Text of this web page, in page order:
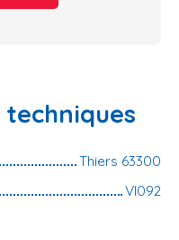
techniques
Thiers 63300
VI092